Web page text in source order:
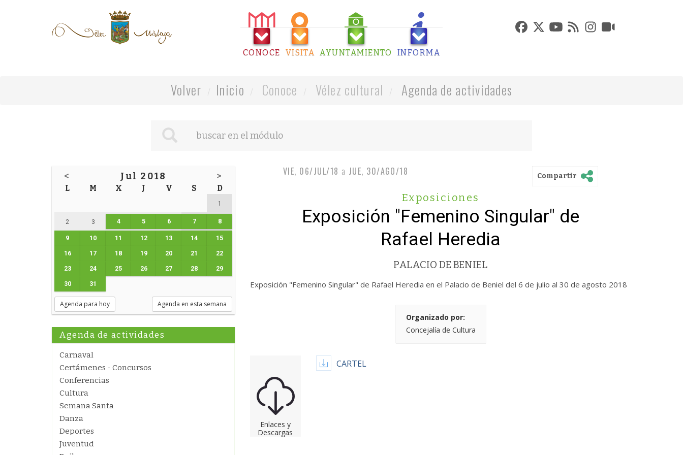
CONOCE VISITA AYUNTAMIENTO INFORMA
Volver Inicio Conoce Vélez cultural Agenda de actividades
< Jul 2018 >
L M X J V S D
1
2 3 4 5 6 7 8
9 10 11 12 13 14 15
16 17 18 19 20 21 22
23 24 25 26 27 28 29
30 31
Agenda para hoy Agenda en esta semana
Agenda de actividades
Carnaval
Certámenes - Concursos
Conferencias
Cultura
Semana Santa
Danza
Deportes
Juventud
VIE, 06/JUL/18 a JUE, 30/AGO/18 Compartir
Exposiciones
Exposición "Femenino Singular" de
Rafael Heredia
PALACIO DE BENIEL
Exposición "Femenino Singular" de Rafael Heredia en el Palacio de Beniel del 6 de julio al 30 de agosto 2018
Organizado por:
Concejalía de Cultura
Enlaces y
Descargas
CARTEL